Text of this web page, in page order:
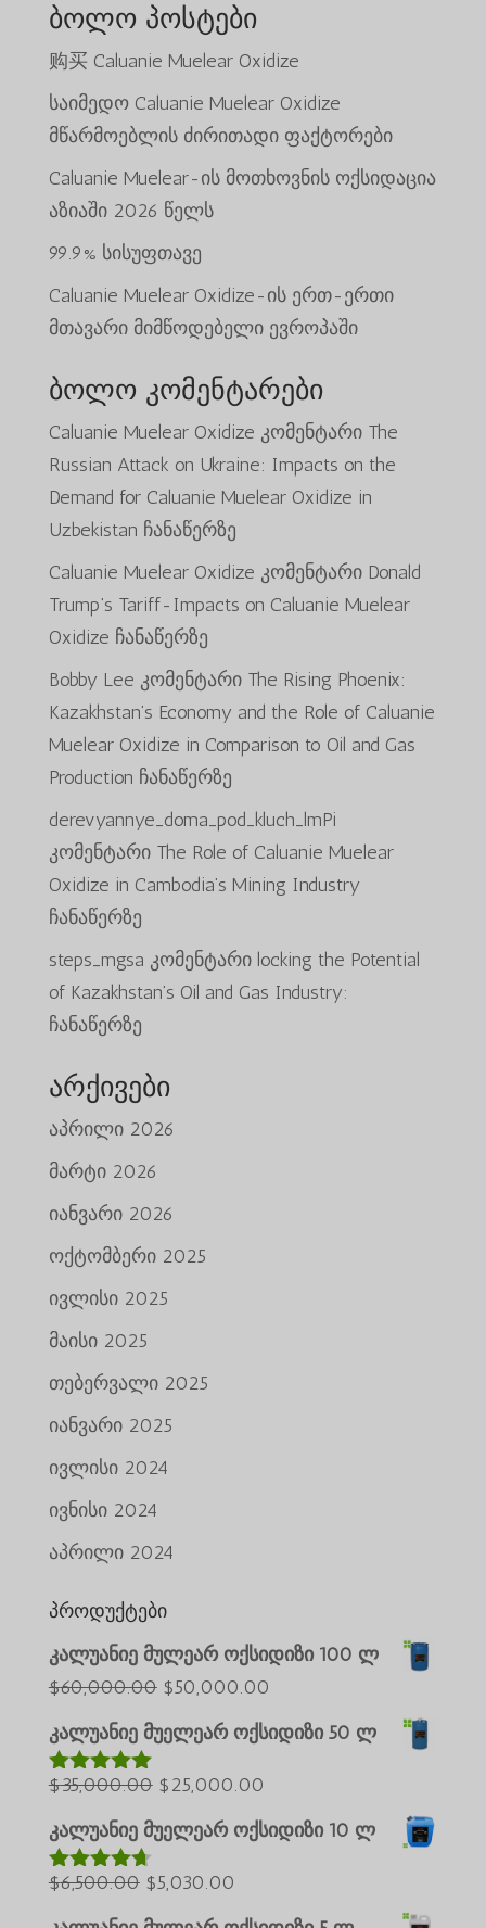
ბოლო პოსტები
购买 Caluanie Muelear Oxidize
საიმედო Caluanie Muelear Oxidize
მწარმოებლის ძირითადი ფაქტორები
Caluanie Muelear-ის მოთხოვნის ოქსიდაცია
აზიაში 2026 წელს
99.9% სისუფთავე
Caluanie Muelear Oxidize-ის ერთ-ერთი
მთავარი მიმწოდებელი ევროპაში
ბოლო კომენტარები
Caluanie Muelear Oxidize კომენტარი The
Russian Attack on Ukraine: Impacts on the
Demand for Caluanie Muelear Oxidize in
Uzbekistan ჩანაწერზე
Caluanie Muelear Oxidize კომენტარი Donald
Trump’s Tariff-Impacts on Caluanie Muelear
Oxidize ჩანაწერზე
Bobby Lee კომენტარი The Rising Phoenix:
Kazakhstan’s Economy and the Role of Caluanie
Muelear Oxidize in Comparison to Oil and Gas
Production ჩანაწერზე
derevyannye_doma_pod_kluch_lmPi
კომენტარი The Role of Caluanie Muelear
Oxidize in Cambodia’s Mining Industry
ჩანაწერზე
steps_mgsa კომენტარი locking the Potential
of Kazakhstan’s Oil and Gas Industry:
ჩანაწერზე
არქივები
აპრილი 2026
მარტი 2026
იანვარი 2026
ოქტომბერი 2025
ივლისი 2025
მაისი 2025
თებერვალი 2025
იანვარი 2025
ივლისი 2024
ივნისი 2024
აპრილი 2024
პროდუქტები
კალუანიე მულეარ ოქსიდიზი 100 ლ
$60,000.00 საწყისი
იყო:
$60,000.00.
$50,000.00
ფასია:
$50,000.00.
კალუანიე მუელეარ ოქსიდიზი 50 ლ
შეფასებულ
დან
$35,000.00 საწყისი
იყო:
$35,000.00.
$25,000.00
ფასია:
$25,000.00.
კალუანიე მუელეარ ოქსიდიზი 10 ლ
შეფასებუ
$6,500.00 საწყისი
ფასი
$5,030.00
ფასია:
العربية
Azərbaycan dili